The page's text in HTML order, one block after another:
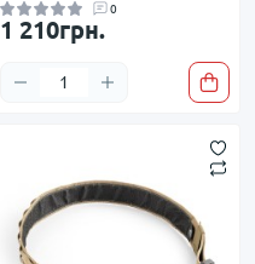
0
1 210грн.